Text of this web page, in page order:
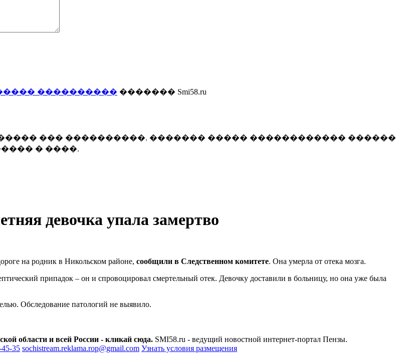
���������� ������� Smi58.ru
��� ����������. ������� ����� ������������ ������
� ����.
девочка упала замертво
на родник в Никольском районе, сообщили в Следственном комитете. Она умерла от отека мозга.
припадок – он и спровоцировал смертельный отек. Девочку доставили в больницу, но она уже была
Обследование патологий не выявило.
области и всей России - кликай сюда. SMI58.ru - ведущий новостной интернет-портал Пензы.
35 sochistream.reklama.rop@gmail.com Узнать условия размещения